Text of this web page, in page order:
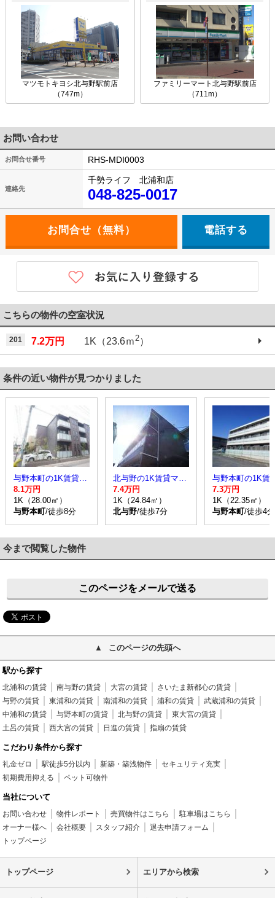
マツモトキヨシ北与野駅前店
（747m）
ファミリーマート北与野駅前店
（711m）
お問い合わせ
お問合せ番号 RHS-MDI0003
連絡先
千勢ライフ 北浦和店
048-825-0017
電話する
こちらの物件の空室状況
201 7.2万円 1K（23.6ｍ2）
条件の近い物件が見つかりました
与野本町の1K賃貸マンション
8.1万円
1K（28.00㎡）
与野本町/徒歩8分
北与野の1K賃貸マンション
7.4万円
1K（24.84㎡）
北与野/徒歩7分
7.3万円
1K（22.35㎡）
与野本町/徒歩4分
今まで閲覧した物件
このページをメールで送る
このページの先頭へ
駅から探す
北浦和の賃貸 南与野の賃貸 大宮の賃貸
さいたま新都心の賃貸
与野の賃貸
東浦和の賃貸 南浦和の賃貸 浦和の賃貸
武蔵浦和の賃貸
中浦和の賃貸
与野本町の賃貸 北与野の賃貸
東大宮の賃貸
土呂の賃貸
西大宮の賃貸 日進の賃貸 指扇の賃貸
こだわり条件から探す
礼金ゼロ 駅徒歩5分以内 新築・築浅物件
セキュリティ充実
初期費用抑える
ペット可物件
当社について
お問い合わせ 物件レポート 売買物件はこちら
駐車場はこちら
オーナー様へ
会社概要 スタッフ紹介
退去申請フォーム
トップページ
トップページ エリアから検索